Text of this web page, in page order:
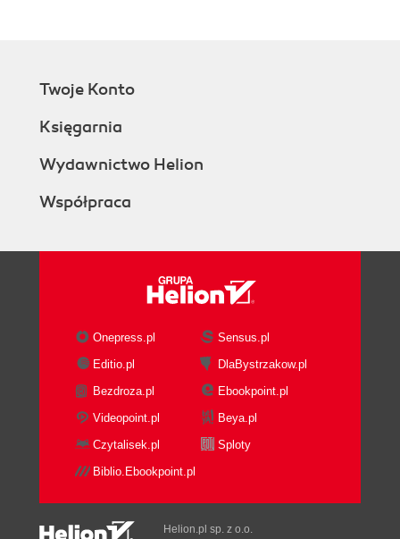
Twoje Konto
Księgarnia
Wydawnictwo Helion
Współpraca
Onepress.pl
Sensus.pl
Editio.pl
DlaBystrzakow.pl
Bezdroza.pl
Ebookpoint.pl
Videopoint.pl
Beya.pl
Czytalisek.pl
Sploty
Biblio.Ebookpoint.pl
Helion.pl sp. z o.o.